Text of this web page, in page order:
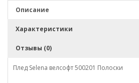
Описание
Характеристики
Отзывы (0)
Плед Selena велсофт 500201 Полоски